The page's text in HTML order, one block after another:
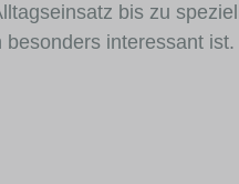
bis zu
interessant